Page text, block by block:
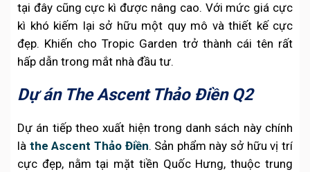
tại đây cũng cực kì được nâng cao. Với mức giá cực
kì khó kiếm lại sở hữu một quy mô và thiết kế cực
đẹp. Khiến cho Tropic Garden trở thành cái tên rất
hấp dẫn trong mắt nhà đầu tư.
Dự án The Ascent Thảo Điền Q2
Dự án tiếp theo xuất hiện trong danh sách này chính
là the Ascent Thảo Điền. Sản phẩm này sở hữu vị trí
cực đẹp, nằm tại mặt tiền Quốc Hưng, thuộc trung